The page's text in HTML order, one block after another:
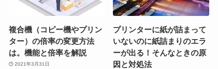
複合機（コピー機やプリン
ター）の倍率の変更方法
は。機能と倍率を解説
2021年3月31日
プリンターに紙が詰まって
いないのに紙詰まりのエラ
ーが出る！そんなときの原
因と対処法